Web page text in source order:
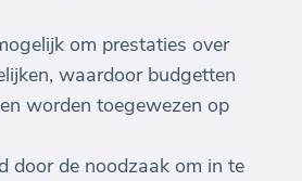
om prestaties over
waardoor budgetten
worden toegewezen op
door de noodzaak om in te